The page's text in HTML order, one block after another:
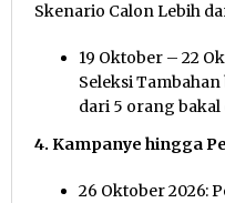
Skenario Calon Lebih
19 Oktober – 22
Seleksi
dari 5 orang bakal
4. Kampanye hingga
26 Oktober 2026: